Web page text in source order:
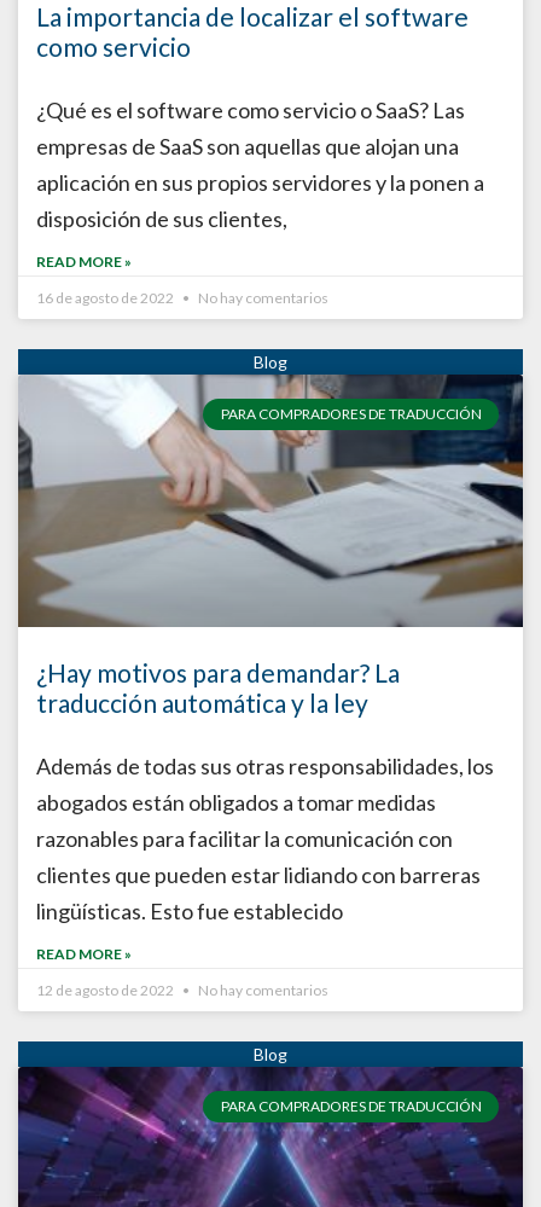
La importancia de localizar el software
como servicio
¿Qué es el software como servicio o SaaS? Las
empresas de SaaS son aquellas que alojan una
aplicación en sus propios servidores y la ponen a
disposición de sus clientes,
READ MORE »
16 de agosto de 2022
No hay comentarios
PARA COMPRADORES DE TRADUCCIÓN
¿Hay motivos para demandar? La
traducción automática y la ley
Además de todas sus otras responsabilidades, los
abogados están obligados a tomar medidas
razonables para facilitar la comunicación con
clientes que pueden estar lidiando con barreras
lingüísticas. Esto fue establecido
READ MORE »
12 de agosto de 2022
No hay comentarios
PARA COMPRADORES DE TRADUCCIÓN